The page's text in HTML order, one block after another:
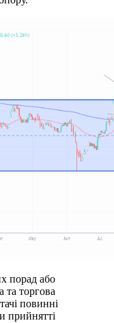
порад або
та торгова
повинні
прийнятті